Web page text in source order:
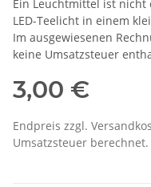
Ein Leuchtmittel ist nicht
LED-Teelicht in einem
Im ausgewiesenen
keine Umsatzsteuer
3,00 €
Endpreis zzgl.
Umsatzsteuer berechnet.